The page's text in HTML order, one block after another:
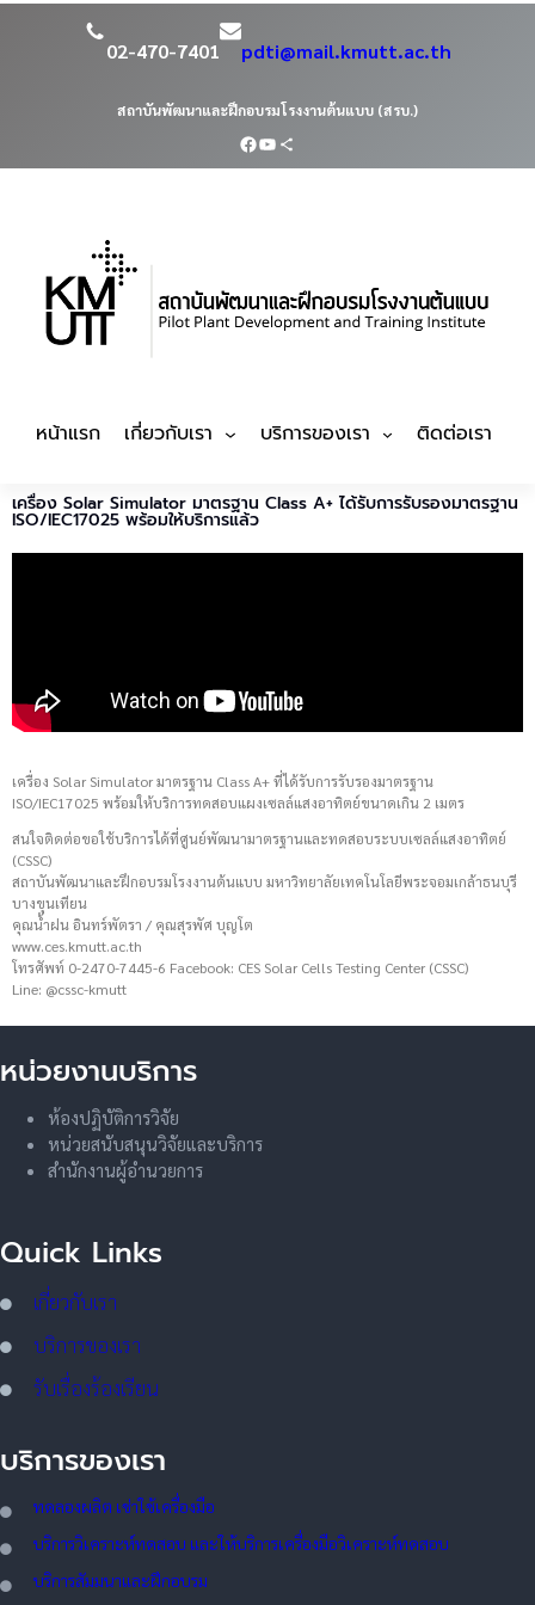
02-470-7401 pdti@mail.kmutt.ac.th
สถาบันพัฒนาและฝึกอบรมโรงงานต้นแบบ (สรบ.)
หน้าแรก เกี่ยวกับเรา บริการของเรา ติดต่อเรา
เครื่อง Solar Simulator มาตรฐาน Class A+ ได้รับการรับรองมาตรฐาน
ISO/IEC17025 พร้อมให้บริการแล้ว
เครื่อง Solar Simulator มาตรฐาน Class A+ ที่ได้รับการรับรองมาตรฐาน
ISO/IEC17025 พร้อมให้บริการทดสอบแผงเซลล์แสงอาทิตย์ขนาดเกิน 2 เมตร
สนใจติดต่อขอใช้บริการได้ที่ศูนย์พัฒนามาตรฐานและทดสอบระบบเซลล์แสงอาทิตย์
(CSSC)
สถาบันพัฒนาและฝึกอบรมโรงงานต้นแบบ มหาวิทยาลัยเทคโนโลยีพระจอมเกล้าธนบุรี
บางขุนเทียน
คุณน้ำฝน อินทร์พัตรา / คุณสุรพัศ บุญโต
www.ces.kmutt.ac.th
โทรศัพท์ 0-2470-7445-6 Facebook: CES Solar Cells Testing Center (CSSC)
Line: @cssc-kmutt
หน่วยงานบริการ
ห้องปฏิบัติการวิจัย
หน่วยสนับสนุนวิจัยและบริการ
สำนักงานผู้อำนวยการ
Quick Links
เกี่ยวกับเรา
บริการของเรา
รับเรื่องร้องเรียน
บริการของเรา
ทดลองผลิต เช่าใช้เครื่องมือ
บริการวิเคราะห์ทดสอบ และให้บริการเครื่องมือวิเคราะห์ทดสอบ
บริการสัมมนาและฝึกอบรม